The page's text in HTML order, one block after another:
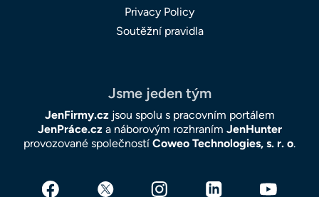
Privacy Policy
Soutěžní pravidla
Jsme jeden tým
JenFirmy.czjsou spolu s pracovním portálem
JenPráce.cza náborovým rozhraním JenHunter
provozované společností Coweo Technologies, s. r. o.